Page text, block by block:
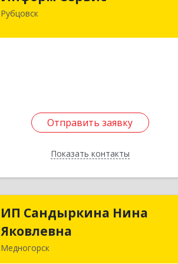
Рубцовск
Отправить заявку
Показать контакты
658204, Алтайский край, Рубцовск г,
Отправить заявку
Назад
ИП Сандыркина Нина
Яковлевна
Медногорск
ИП Сандыркина Нина